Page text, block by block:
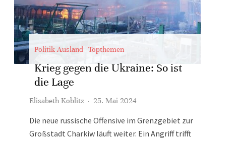
Politik Ausland Topthemen
Krieg gegen die Ukraine: So ist
die Lage
Elisabeth Koblitz · 25. Mai 2024
Die neue russische Offensive im Grenzgebiet zur
Großstadt Charkiw läuft weiter. Ein Angriff trifft